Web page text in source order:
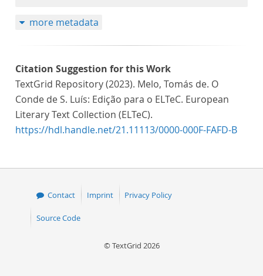
more metadata
Citation Suggestion for this Work
TextGrid Repository (2023). Melo, Tomás de. O
Conde de S. Luís: Edição para o ELTeC. European
Literary Text Collection (ELTeC).
https://hdl.handle.net/21.11113/0000-000F-FAFD-B
Contact Imprint Privacy Policy
Source Code
© TextGrid 2026